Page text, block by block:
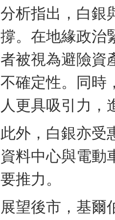
分析指出，白銀
撐。在地緣政治
者被視為避險資
不確定性。同時
人更具吸引力，
此外，白銀亦受
資料中心與電動
要推力。
展望後市，基爾